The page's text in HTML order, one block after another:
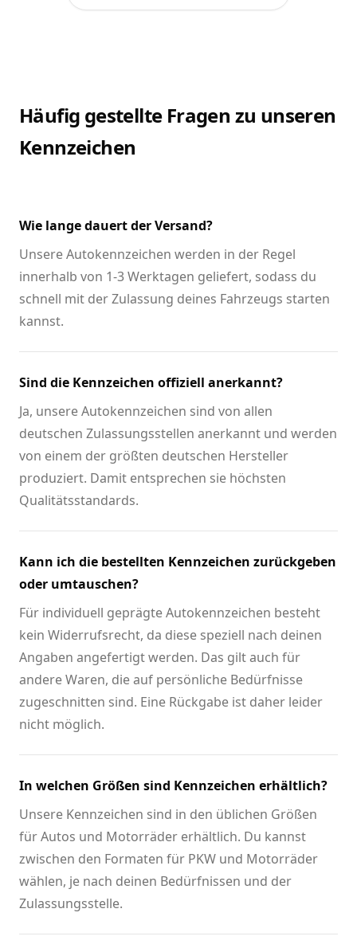
Häufig gestellte Fragen zu unseren
Kennzeichen
Wie lange dauert der Versand?
Unsere Autokennzeichen werden in der Regel
innerhalb von 1-3 Werktagen geliefert, sodass du
schnell mit der Zulassung deines Fahrzeugs starten
kannst.
Sind die Kennzeichen offiziell anerkannt?
Ja, unsere Autokennzeichen sind von allen
deutschen Zulassungsstellen anerkannt und werden
von einem der größten deutschen Hersteller
produziert. Damit entsprechen sie höchsten
Qualitätsstandards.
Kann ich die bestellten Kennzeichen zurückgeben
oder umtauschen?
Für individuell geprägte Autokennzeichen besteht
kein Widerrufsrecht, da diese speziell nach deinen
Angaben angefertigt werden. Das gilt auch für
andere Waren, die auf persönliche Bedürfnisse
zugeschnitten sind. Eine Rückgabe ist daher leider
nicht möglich.
In welchen Größen sind Kennzeichen erhältlich?
Unsere Kennzeichen sind in den üblichen Größen
für Autos und Motorräder erhältlich. Du kannst
zwischen den Formaten für PKW und Motorräder
wählen, je nach deinen Bedürfnissen und der
Zulassungsstelle.